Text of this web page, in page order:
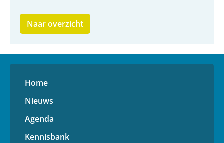
Naar overzicht
Home
Nieuws
Agenda
Kennisbank